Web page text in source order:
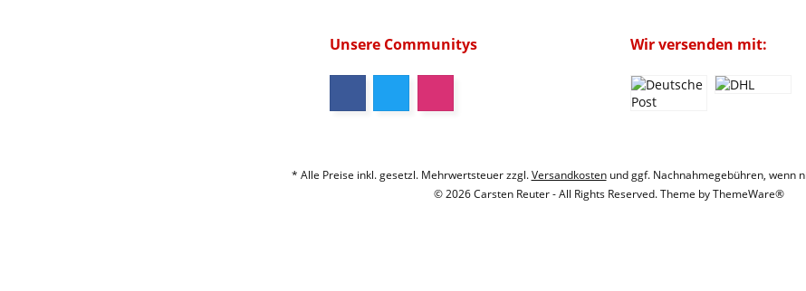
Unsere Communitys Wir versenden mit:
* Alle Preise inkl. gesetzl. Mehrwertsteuer zzgl.Versandkostenund ggf. Nachnahmegebühren, wenn
© 2026 Carsten Reuter - All Rights Reserved. Theme byThemeWare®